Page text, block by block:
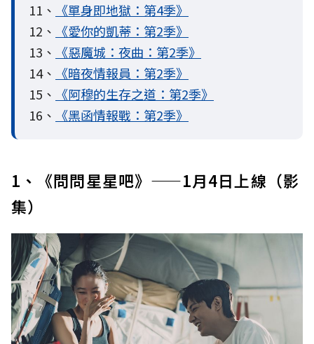
11、 《單身即地獄：第4季》
12、 《愛你的凱蒂：第2季》
13、 《惡魔城：夜曲：第2季》
14、 《暗夜情報員：第2季》
15、 《阿穆的生存之道：第2季》
16、 《黑函情報戰：第2季》
1、《問問星星吧》——1月4日上線（影
集）